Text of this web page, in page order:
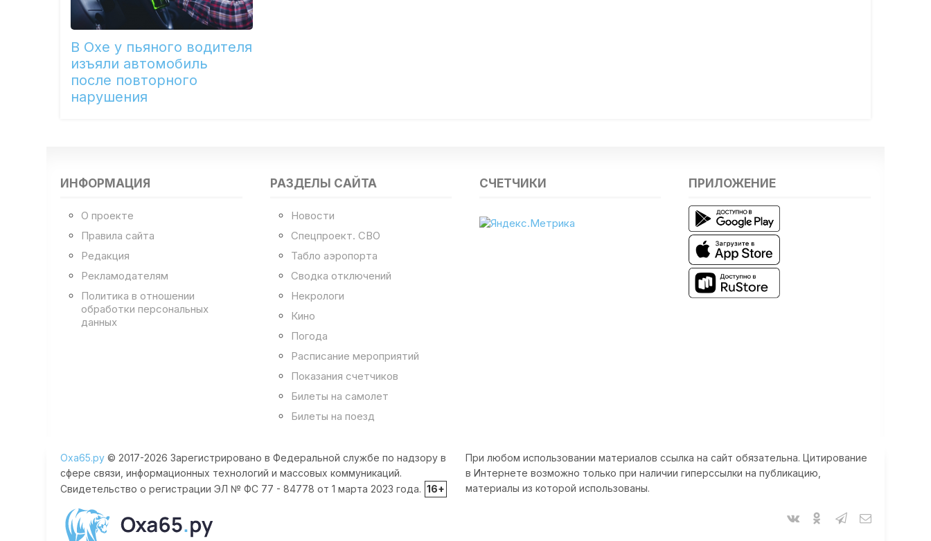
В Охе у пьяного водителя
изъяли автомобиль
после повторного
нарушения
ИНФОРМАЦИЯ
О проекте
Правила сайта
Редакция
Рекламодателям
Политика в отношении
обработки персональных
данных
РАЗДЕЛЫ САЙТА
Новости
Спецпроект. СВО
Табло аэропорта
Сводка отключений
Некрологи
Кино
Погода
Расписание мероприятий
Показания счетчиков
Билеты на самолет
Билеты на поезд
СЧЕТЧИКИ ПРИЛОЖЕНИЕ
При любом использовании материалов ссылка на сайт обязательна. Цитирование
в Интернете возможно только при наличии гиперссылки на публикацию,
материалы из которой использованы.
Оха65.ру © 2017-2026 Зарегистрировано в Федеральной службе по надзору в
сфере связи, информационных технологий и массовых коммуникаций.
Свидетельство о регистрации ЭЛ № ФС 77 - 84778 от 1 марта 2023 года. 16+